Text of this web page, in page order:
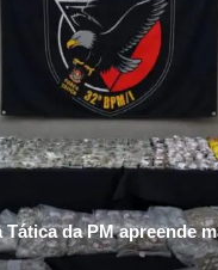
Tática da PM apreende